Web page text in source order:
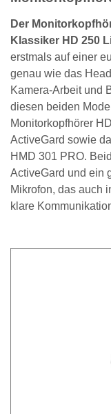
Der
Klassiker HD 250
erstmals auf einer
genau wie das
Kamera-Arbeit und
diesen beiden
Monitorkopfhörer
ActiveGard sowie
HMD 301 PRO.
ActiveGard und ein
Mikrofon, das auch
klare